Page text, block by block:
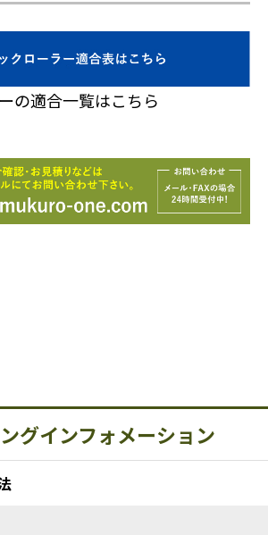
の適合一覧はこちら
グインフォメーション